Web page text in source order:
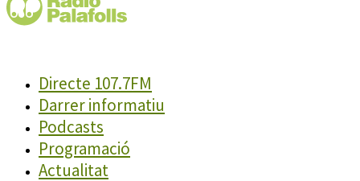
Directe 107.7FM
Darrer informatiu
Podcasts
Programació
Actualitat